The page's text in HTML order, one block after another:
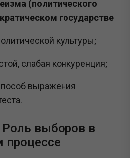
(политического
государстве
культуры;
слабая конкуренция;
выражения
Роль выборов в
процессе